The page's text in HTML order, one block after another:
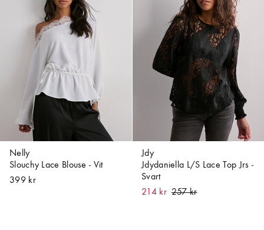
Nelly
Slouchy Lace Blouse - Vit
399 kr
Jdy
Jdydaniella L/S Lace Top Jrs -
Svart
214 kr